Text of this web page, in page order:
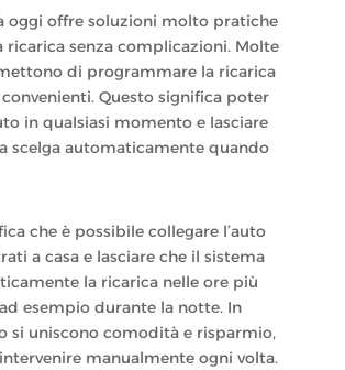
oggi offre soluzioni molto pratiche
ricarica senza complicazioni. Molte
di programmare la ricarica
Questo significa poter
in qualsiasi momento e lasciare
scelga automaticamente quando
che è possibile collegare l’auto
a casa e lasciare che il sistema
la ricarica nelle ore più
esempio durante la notte. In
si uniscono comodità e risparmio,
manualmente ogni volta.